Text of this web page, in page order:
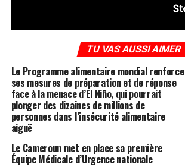
TU VAS AUSSI AIMER
Le Programme alimentaire mondial renforce
ses mesures de préparation et de réponse
face à la menace d’El Niño, qui pourrait
plonger des dizaines de millions de
personnes dans l’insécurité alimentaire
aiguë
Le Cameroun met en place sa première
Équipe Médicale d’Urgence nationale